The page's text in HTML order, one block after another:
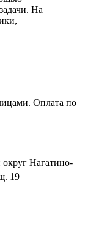
На
Оплата по
Нагатино-
19